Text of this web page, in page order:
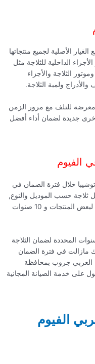
الأصلية لجميع منتجاتها
الداخلية للثلاجة مثل
الثلاجة والأجزاء
ولمبة الثلاجة.
للتلف مع مرور الزمن
جديدة لضمان أداء أفضل
الفيوم
خلال فترة الضمان في
ثلاجة حسب الموديل والنوع,
حيث تتراوح مدة الضمان بداية من 3 سنوات لبعض المنتجات و 10 صنوات
المحددة لضمان الثلاجة
مازالت في فترة الضمان
جروب بمحافظة
رقم الخط الساخن 19319 للحصول على خدمة الصيانة المجانية
الفيوم